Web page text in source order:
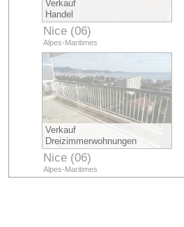
Verkauf
Handel
Nice (06)
Alpes-Maritimes
Verkauf
Dreizimmerwohnungen
Nice (06)
Alpes-Maritimes